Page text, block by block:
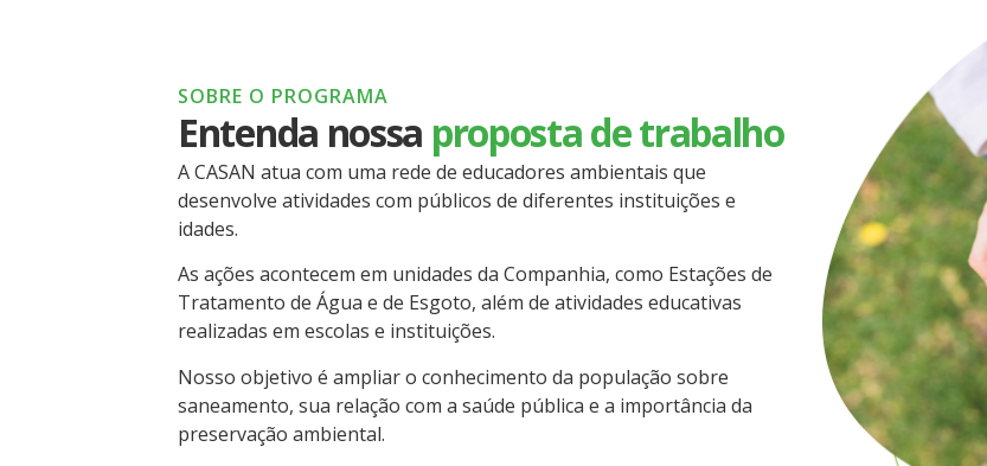
SOBRE O PROGRAMA
Entenda nossa proposta de trabalho
A CASAN atua com uma rede de educadores ambientais que
desenvolve atividades com públicos de diferentes instituições e
idades.
As ações acontecem em unidades da Companhia, como Estações de
Tratamento de Água e de Esgoto, além de atividades educativas
realizadas em escolas e instituições.
Nosso objetivo é ampliar o conhecimento da população sobre
saneamento, sua relação com a saúde pública e a importância da
preservação ambiental.